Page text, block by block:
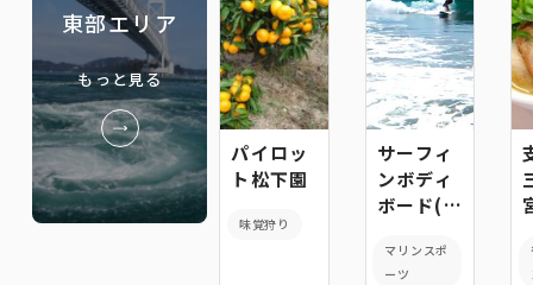
東部エリア
もっと見る
パイロッ
ト松下園
味覚狩り
サーフィ
ンボディ
ボード(鳴
マリンスポ
ーツ